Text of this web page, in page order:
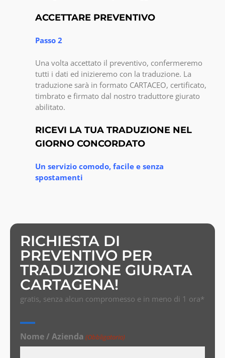
ACCETTARE PREVENTIVO
Passo 2
Una volta accettato il preventivo, confermeremo
tutti i dati ed inizieremo con la traduzione. La
traduzione sarà in formato CARTACEO, certificato,
timbrato e firmato dal nostro traduttore giurato
abilitato.
RICEVI LA TUA TRADUZIONE NEL
GIORNO CONCORDATO
Un servizio comodo, facile e senza
spostamenti
RICHIESTA DI
PREVENTIVO PER
TRADUZIONE GIURATA
CARTAGENA!
gratis, senza alcun compromesso e in meno di 1 ora*
Nome / Azienda (Obbligatorio)